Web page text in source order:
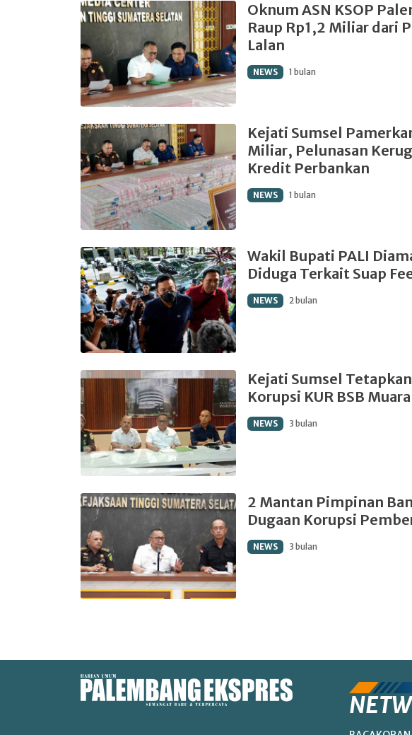
Oknum ASN KSOP
Raup Rp1,2 Miliar dari
Lalan
NEWS 1 bulan
Kejati Sumsel
Miliar, Pelunasan
Kredit Perbankan
NEWS 1 bulan
Wakil Bupati PALI
Diduga Terkait Suap
NEWS 2 bulan
Kejati Sumsel
Korupsi KUR BSB
NEWS 3 bulan
2 Mantan Pimpinan
Dugaan Korupsi
NEWS 3 bulan